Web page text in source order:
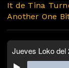
It de Tina
Another One